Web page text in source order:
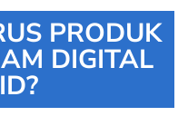
PRODUK
DIGITAL